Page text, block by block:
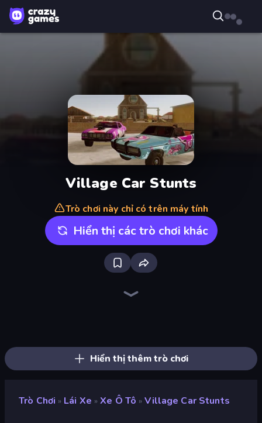
Village Car Stunts
Trò chơi này chỉ có trên máy tính
Hiển thị các trò chơi khác
Hiển thị thêm trò chơi
Trò Chơi » Lái Xe » Xe Ô Tô » Village Car Stunts